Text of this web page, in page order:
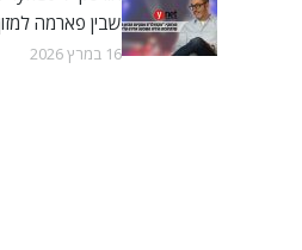
שבין פארמה
16 במרץ 2026